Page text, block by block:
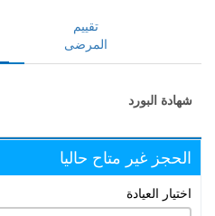
تقييم
المرضى
شهادة البورد
الحجز غير متاح حاليا
اختيار العيادة